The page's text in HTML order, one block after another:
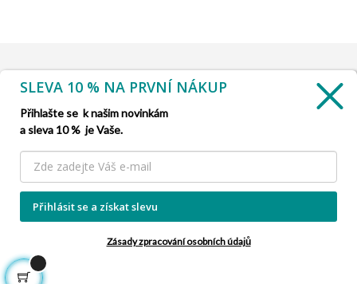
INFORMACE 
SLUŽBA ZÁKAZNÍKŮM
NAŠE NABÍDKY
INFORMACE O FIRMĚ
SLEVA 10 % NA PRVNÍ NÁKUP
Přihlašte se k našim novinkám
a sleva 10 % je Vaše.
Přihlásit se a získat slevu
Zásady zpracování osobních údajů